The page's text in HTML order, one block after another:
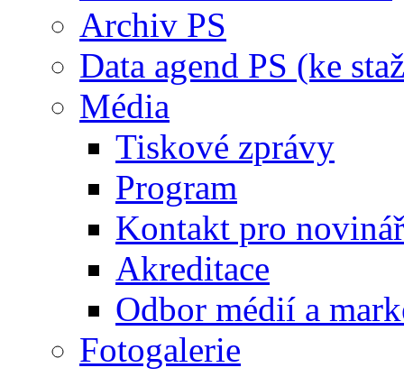
Archiv PS
Data agend PS (ke
Média
Tiskové zprávy
Program
Kontakt pro
Akreditace
Odbor médií a
Fotogalerie